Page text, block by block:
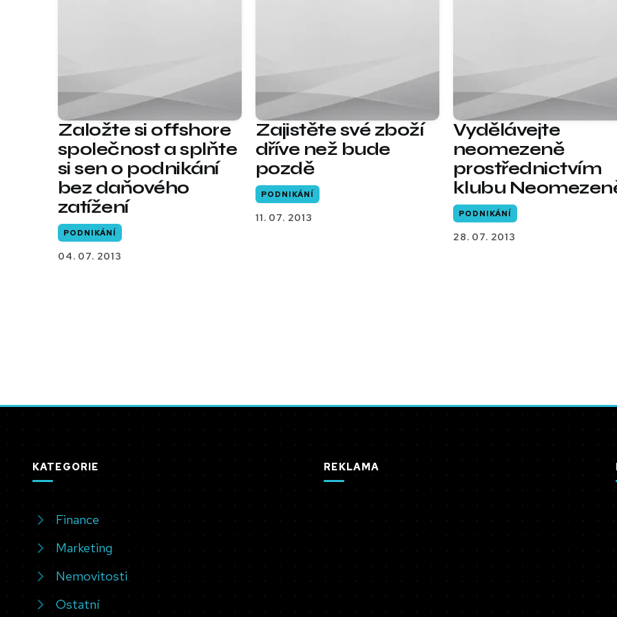
Založte si offshore
společnost a splňte
si sen o podnikání
bez daňového
zatížení
PODNIKÁNÍ
04. 07. 2013
Zajistěte své zboží
dříve než bude
pozdě
PODNIKÁNÍ
11. 07. 2013
Vydělávejte
neomezeně
prostřednictvím
klubu
PODNIKÁNÍ
28. 07. 2013
KATEGORIE
Finance
Marketing
Nemovitosti
Ostatní
REKLAMA